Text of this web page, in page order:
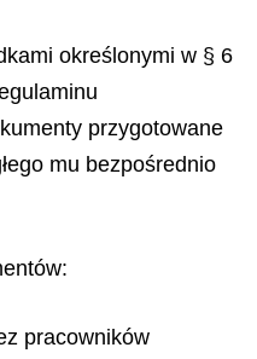
określonymi w § 6
przygotowane
mu bezpośrednio
pracowników